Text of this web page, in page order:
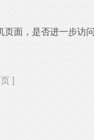
页面，是否进一步访
]